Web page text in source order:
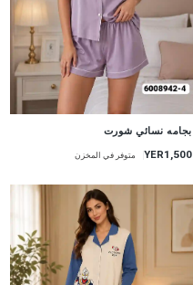
جديد
بجامه نسائي شورت
YER1,500 متوفر في المخزن